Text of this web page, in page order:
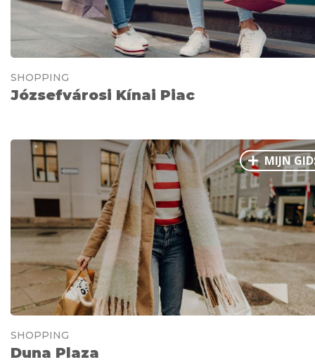
SHOPPING
Józsefvárosi Kínai Piac
MIJN
SHOPPING
Duna Plaza